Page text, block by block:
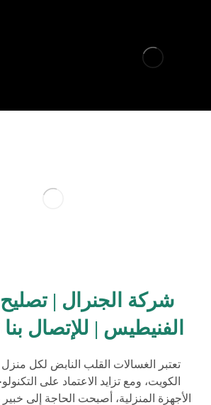
شركة الجنرال |
الفنيطيس | للإتصال بنا 96010068
تعتبر الغسالات القلب النابض لكل
الكويت، ومع تزايد الاعتماد على
الأجهزة المنزلية، أصبحت الحاجة إلى